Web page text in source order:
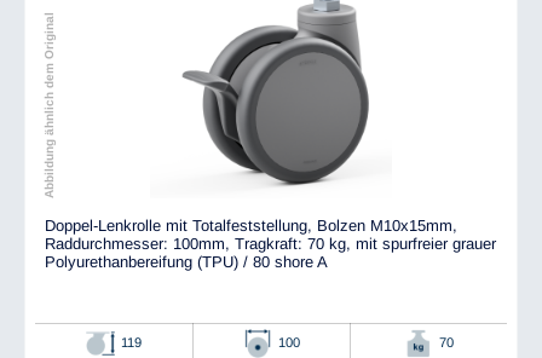
Abbildung ähnlich dem Original
Doppel-Lenkrolle mit Totalfeststellung, Bolzen M10x15mm,
Raddurchmesser: 100mm, Tragkraft: 70 kg, mit spurfreier grauer
Polyurethanbereifung (TPU) / 80 shore A
119 100 70